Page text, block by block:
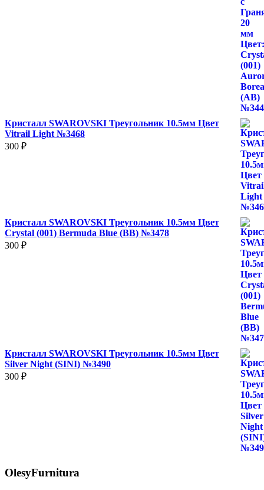
Кристалл SWAROVSKI Треугольник 10.5мм Цвет
Vitrail Light №3468
300 ₽
Кристалл SWAROVSKI Треугольник 10.5мм Цвет
Crystal (001) Bermuda Blue (BB) №3478
300 ₽
Кристалл SWAROVSKI Треугольник 10.5мм Цвет
Silver Night (SINI) №3490
300 ₽
OlesyFurnitura